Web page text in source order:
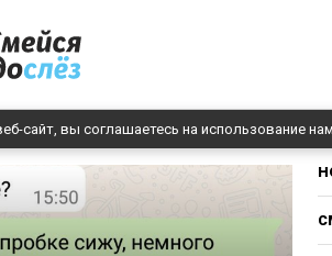
сайт, вы соглашаетесь на использование